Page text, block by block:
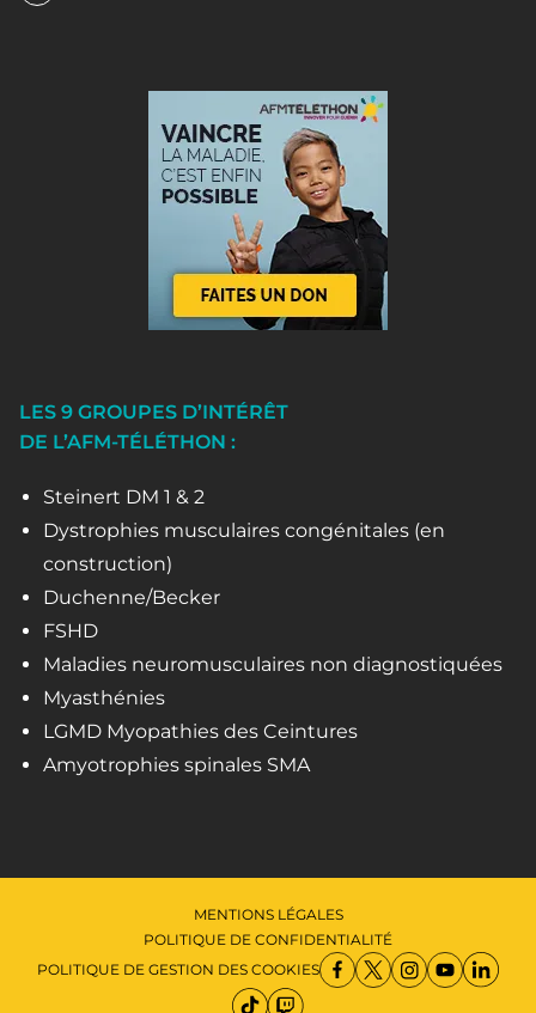
LES 9 GROUPES D’INTÉRÊT
DE L’AFM-TÉLÉTHON :
Steinert DM 1 & 2
Dystrophies musculaires congénitales (en
construction)
Duchenne/Becker
FSHD
Maladies neuromusculaires non diagnostiquées
Myasthénies
LGMD Myopathies des Ceintures
Amyotrophies spinales SMA
MENTIONS LÉGALES
POLITIQUE DE CONFIDENTIALITÉ
POLITIQUE DE GESTION DES COOKIES